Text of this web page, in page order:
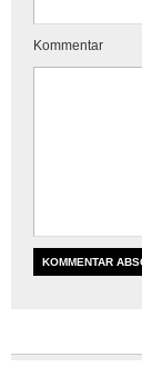
Kommentar